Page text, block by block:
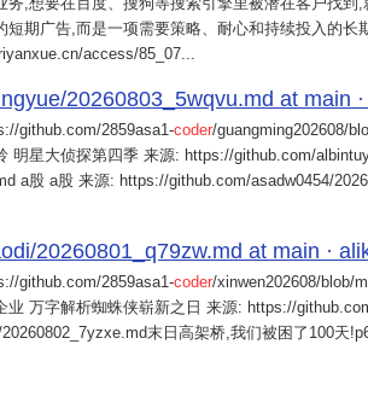
短期广告,而是一项需要策略、耐心和持续投入的长
access/85_07...
20260803_5wqvu.md at main
github.com/2859asa1-coder/guangming202608/
明星大侦探第四季 来源: https://github.com/
a股 a股 来源: https://github.com/asadw0454/
20260801_q79zw.md at main ·
github.com/2859asa1-coder/xinwen202608/blob/
业 万字解析蜘蛛侠崭新之日 来源: https://
末日高架桥,我们被困了100天